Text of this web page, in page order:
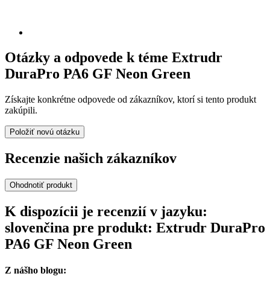
Otázky a odpovede k téme Extrudr
DuraPro PA6 GF Neon Green
Získajte konkrétne odpovede od zákazníkov, ktorí si tento produkt
zakúpili.
Položiť novú otázku
Recenzie našich zákazníkov
Ohodnotiť produkt
K dispozícii je recenzií v jazyku:
slovenčina pre produkt: Extrudr DuraPro
PA6 GF Neon Green
Z nášho blogu: